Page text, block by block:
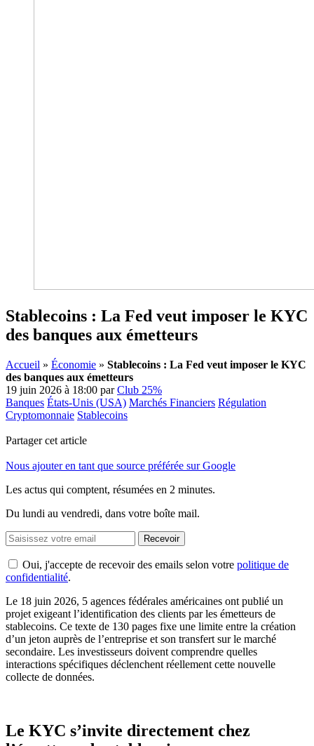
Stablecoins : La Fed veut imposer le KYC
des banques aux émetteurs
Accueil » Économie » Stablecoins : La Fed veut imposer le KYC
des banques aux émetteurs
19 juin 2026 à 18:00 parClub 25%
Banques États-Unis (USA) Marchés Financiers Régulation
Cryptomonnaie Stablecoins
Partager cet article
Nous ajouter en tant que source préférée sur Google
Les actus qui comptent, résumées en 2 minutes.
Du lundi au vendredi, dans votre boîte mail.
Recevoir
Oui, j'accepte de recevoir des emails selon votre politique de
confidentialité.
Le 18 juin 2026, 5 agences fédérales américaines ont publié un
projet exigeant l’identification des clients par les émetteurs de
stablecoins. Ce texte de 130 pages fixe une limite entre la création
d’un jeton auprès de l’entreprise et son transfert sur le marché
secondaire. Les investisseurs doivent comprendre quelles
interactions spécifiques déclenchent réellement cette nouvelle
collecte de données.
Le KYC s’invite directement chez